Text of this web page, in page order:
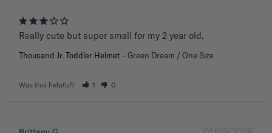
Really cute but super small for my 2 year old.
Thousand Jr. Toddler Helmet Green Dream / One Size
Was this helpful? 1 0